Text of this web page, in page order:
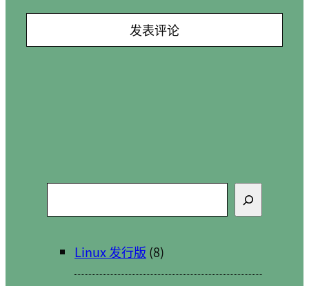
索
Linux 发行版 (8)